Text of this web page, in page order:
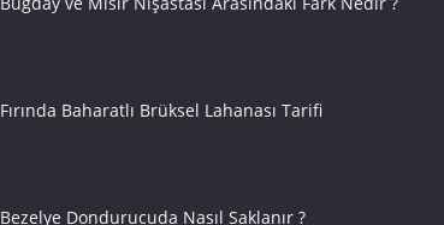
Fırında Baharatlı Brüksel Lahanası Tarifi
Bezelye Dondurucuda Nasıl Saklanır ?